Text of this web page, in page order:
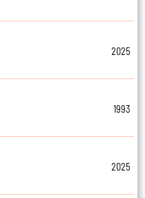
2025
1993
2025